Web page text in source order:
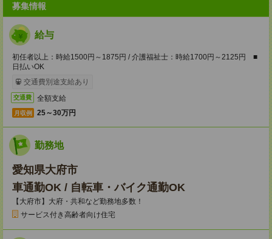
募集情報
給与
初任者以上：時給1500円～1875円 / 介護福祉士：時給1700円～2125円 ■
日払いOK
交通費別途支給あり
交通費 全額支給
月収例 25～30万円
勤務地
愛知県大府市
車通勤OK / 自転車・バイク通勤OK
【大府市】大府・共和など勤務地多数！
サービス付き高齢者向け住宅